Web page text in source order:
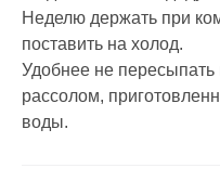
Неделю держать при
поставить на холод.
Удобнее не пересыпать
рассолом,
воды.